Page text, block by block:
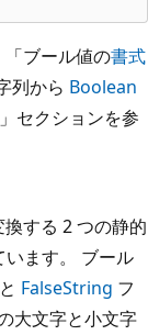
ブール値の書式
列から Boolean
」セクションを参
する 2 つの静的
います。 ブール
FalseString フ
大文字と小文字